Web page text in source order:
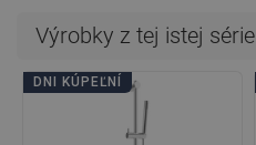
Výrobky z tej istej série
DNI KÚPEĽNÍ